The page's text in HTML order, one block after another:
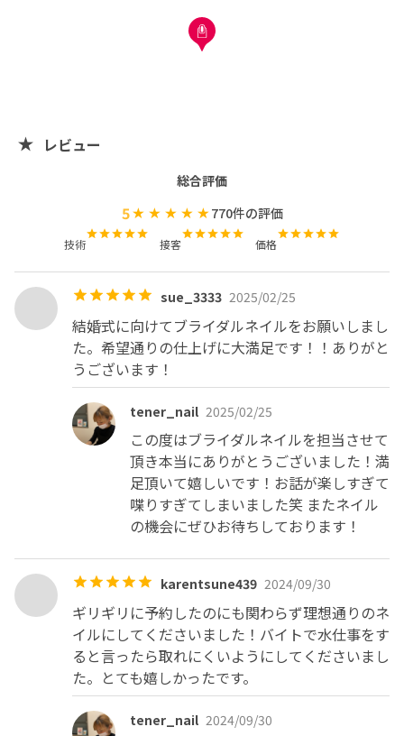
※当日ハンドクリームや保湿オイルなどを手や爪に塗って
きてしまうと、ジェルが浮きやすくなったりしますので、
何もつけずにご来店頂けますようお願い致します！
い！ レビュー
総合評価
5 770件の評価
技術 接客 価格
sue_3333 2025/02/25
結婚式に向けてブライダルネイルをお願いしまし
た。希望通りの仕上げに大満足です！！ありがと
うございます！
tener_nail 2025/02/25
この度はブライダルネイルを担当させて
頂き本当にありがとうございました！満
足頂いて嬉しいです！お話が楽しすぎて
喋りすぎてしまいました笑 またネイル
の機会にぜひお待ちしております！
karentsune439 2024/09/30
ギリギリに予約したのにも関わらず理想通りのネ
イルにしてくださいました！バイトで水仕事をす
ると言ったら取れにくいようにしてくださいまし
た。とても嬉しかったです。
tener_nail 2024/09/30